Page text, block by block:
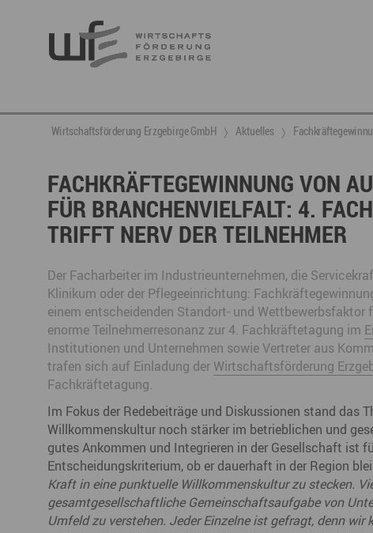
Berufsnachwuchs & Fachkräfte
Partner vernetzen
Talente integrieren
Fachkräfte finden
Nachwuchs finden
Talente finden
Talente binden
Miet- und Veranstaltungsangebote
Büro- & Gewerberäume mieten
Ausstellungsflächen mieten
Veranstaltungsmanagement
aktuelle Angebote & Projekte
Projekte
Wirtschaftsservice
Berufsnachwuchs & Fachkräfte
Gründung, Förderung und Investition
Innovation- und Technologietransfer
Gründer- & Dienstleistungszentrum (GDZ)
Annaberg
Gewerberäume mieten
Ausstellungsflächen mieten
Neuigkeiten
Veranstaltungen
Ansprechpartner & Kontakt
DGE
Wirtschaftsförderung Erzgebirge GmbH Aktuelles
FACHKRÄFTEGEWINNUNG VON
ÜR BRANCHENVIELFALT: 4.
RIFFT NERV DER TEILNEHMER
Der Facharbeiter im Industrieunternehmen, die
Klinikum oder der Pflegeeinrichtung:
einem entscheidenden Standort- und Wettbewerbsfaktor
enorme Teilnehmerresonanz zur 4. Fachkräftetagung im
Institutionen und Unternehmen sowie Vertreter aus
trafen sich auf Einladung der Wirtschaftsförderung
Fachkräftetagung.
Im Fokus der Redebeiträge und Diskussionen stand das
Willkommenskultur noch stärker im betrieblichen und
gutes Ankommen und Integrieren in der Gesellschaft ist
Entscheidungskriterium, ob er dauerhaft in der Region
Kraft in eine punktuelle Willkommenskultur zu stecken.
gesamtgesellschaftliche Gemeinschaftsaufgabe von
Umfeld zu verstehen. Jeder Einzelne ist gefragt, denn